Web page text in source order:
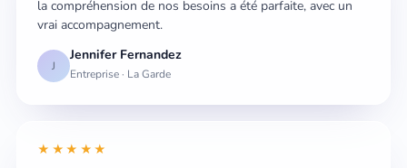
la compréhension de nos besoins a été parfaite, avec un
vrai accompagnement.
J
Jennifer Fernandez
Entreprise · La Garde
★★★★★